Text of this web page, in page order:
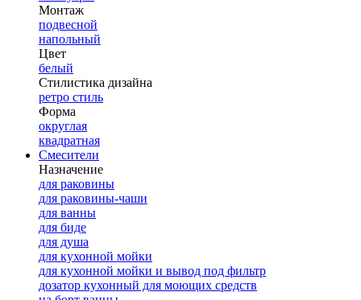
Монтаж
подвесной
напольный
Цвет
белый
Стилистика дизайна
ретро стиль
Форма
округлая
квадратная
Смесители
Назначение
для раковины
для раковины-чаши
для ванны
для биде
для душа
для кухонной мойки
для кухонной мойки и вывод под фильтр
дозатор кухонный для моющих средств